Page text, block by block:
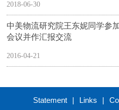
2018-06-30
中美物流研究院王东妮同学参
会议并作汇报交流
2016-04-21
Statement | Links |